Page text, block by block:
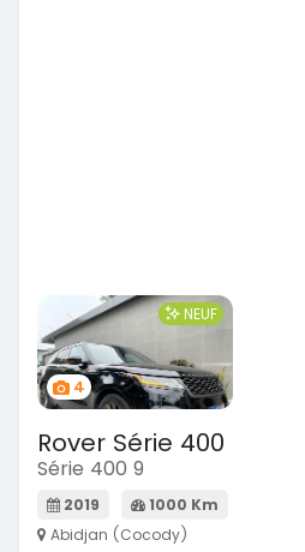
4
NEUF
Rover Série 400
Série 400 9
2019
1000 Km
Abidjan (Cocody)